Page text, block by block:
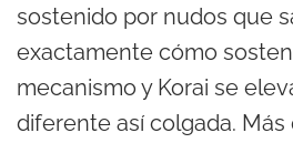
sostenido por nudos que
exactamente cómo
mecanismo y Korai se
diferente así colgada. Más